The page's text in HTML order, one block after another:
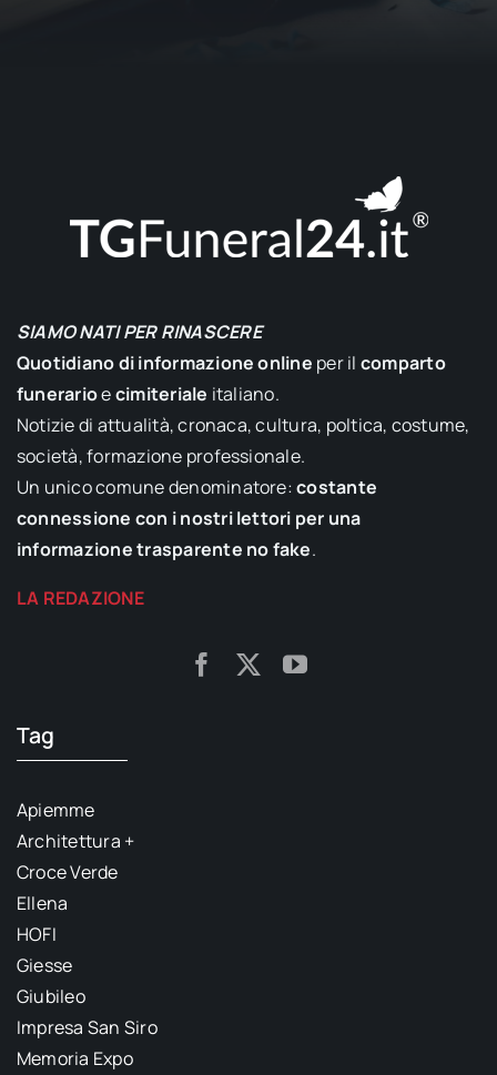
SIAMO NATI PER RINASCERE
Quotidiano di informazione online per il comparto
funerarioecimiteriale italiano.
Notizie di attualità, cronaca, cultura, poltica, costume,
società, formazione professionale.
Un unico comune denominatore:costante
connessione con i nostri lettori per una
informazione trasparente no fake.
LA REDAZIONE
Tag
Apiemme
Architettura +
Croce Verde
Ellena
HOFI
Giesse
Giubileo
Impresa San Siro
Memoria Expo